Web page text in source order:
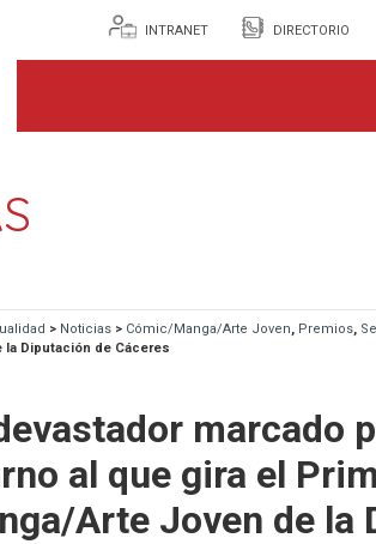
INTRANET DIRECTORIO
> Noticias > Cómic/Manga/Arte Joven, Premios,
la Diputación de Cáceres
marcado
al que gira el
Arte Joven de la